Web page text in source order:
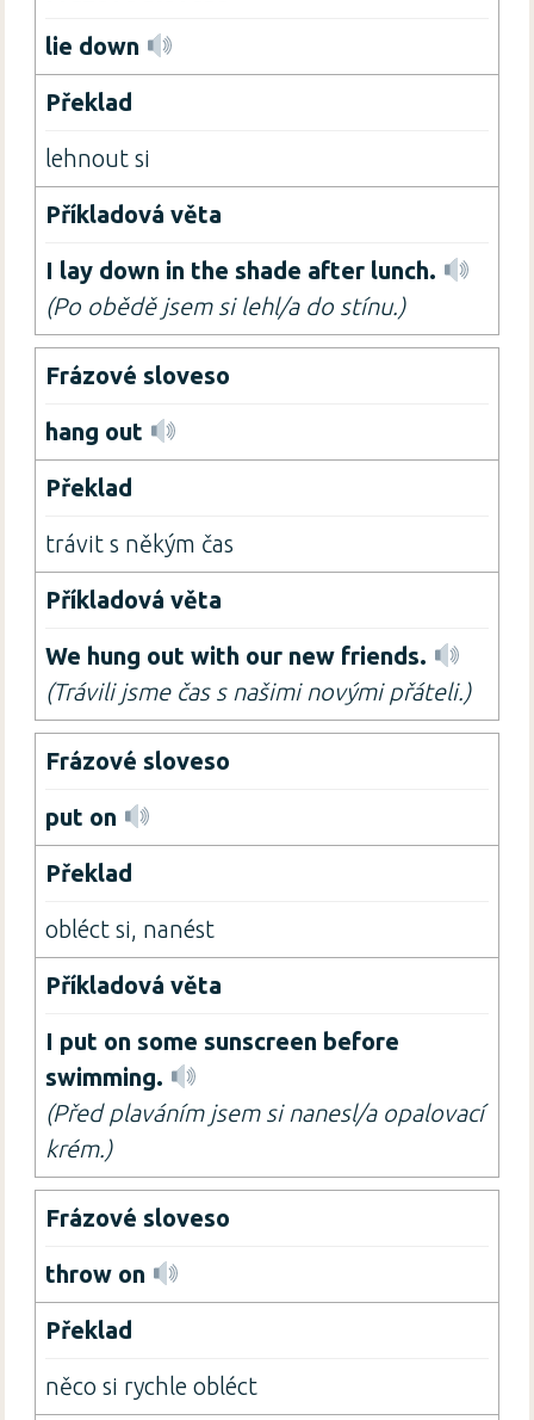
lie down
lehnout si
I lay down in the shade after lunch.
(Po obědě jsem si lehl/a do stínu.)
hang out
trávit s někým čas
We hung out with our new friends.
(Trávili jsme čas s našimi novými přáteli.)
put on
obléct si, nanést
I put on some sunscreen before
swimming.
(Před plaváním jsem si nanesl/a opalovací
krém.)
throw on
něco si rychle obléct